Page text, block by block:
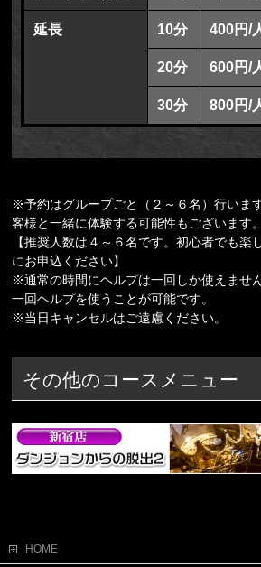
延長 10分 400円/
20分 600円/
30分 800円/
※予約はグループごと（２～６名）行いま
客様と一緒に体験する可能性もございます。
【推奨人数は４～６名です。初心者でも楽
にお申込ください】
※通常の時間にヘルプは一回しか使えませ
一回ヘルプを使うことが可能です。
※当日キャンセルはご遠慮ください。
その他のコースメニュー
HOME